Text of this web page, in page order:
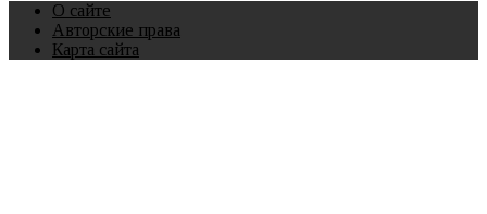
О сайте
Авторские права
Карта сайта